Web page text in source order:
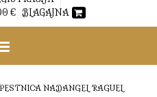
€ BLAGAJNA
NADANGEL RAGUEL